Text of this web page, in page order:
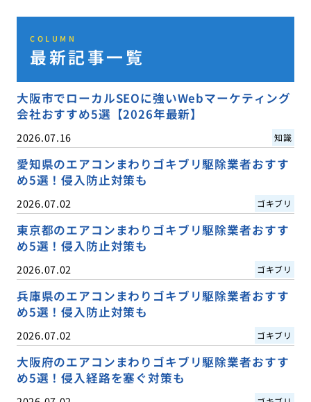
COLUMN
最新記事一覧
大阪市でローカルSEOに強いWebマーケティング
会社おすすめ5選【2026年最新】
2026.07.16 知識
愛知県のエアコンまわりゴキブリ駆除業者おすす
め5選！侵入防止対策も
2026.07.02 ゴキブリ
東京都のエアコンまわりゴキブリ駆除業者おすす
め5選！侵入防止対策も
2026.07.02 ゴキブリ
兵庫県のエアコンまわりゴキブリ駆除業者おすす
め5選！侵入防止対策も
2026.07.02 ゴキブリ
大阪府のエアコンまわりゴキブリ駆除業者おすす
め5選！侵入経路を塞ぐ対策も